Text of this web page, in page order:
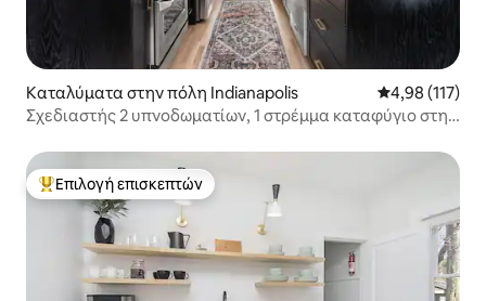
Καταλύματα στην πόλη Indianapolis Μέση
4,98 (117)
Σχεδιαστής 2 υπνοδωματίων, 1 στρέμμα καταφύγιο στην
Κορυφαία επιλογή επισκεπτών
Επιλογή επισκεπτών